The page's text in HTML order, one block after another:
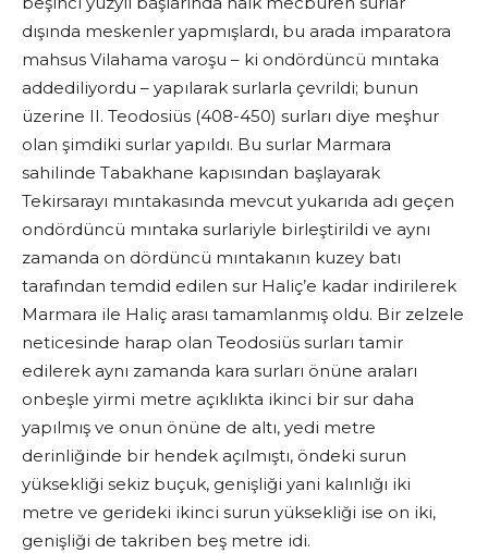
dışında meskenler yapmışlardı, bu arada imparatora
mahsus Vilahama varoşu – ki ondördüncü mıntaka
addediliyordu – yapılarak surlarla çevrildi; bunun
üzerine II. Teodosiüs (408-450) surları diye meşhur
olan şimdiki surlar yapıldı. Bu surlar Marmara
sahilinde Tabakhane kapısından başlayarak
Tekirsarayı mıntakasında mevcut yukarıda adı geçen
ondördüncü mıntaka surlariyle birleştirildi ve aynı
zamanda on dördüncü mıntakanın kuzey batı
tarafından temdid edilen sur Haliç’e kadar indirilerek
Marmara ile Haliç arası tamamlanmış oldu. Bir zelzele
neticesinde harap olan Teodosiüs surları tamir
edilerek aynı zamanda kara surları önüne araları
onbeşle yirmi metre açıklıkta ikinci bir sur daha
yapılmış ve onun önüne de altı, yedi metre
derinliğinde bir hendek açılmıştı, öndeki surun
yüksekliği sekiz buçuk, genişliği yani kalınlığı iki
metre ve gerideki ikinci surun yüksekliği ise on iki,
genişliği de takriben beş metre idi.